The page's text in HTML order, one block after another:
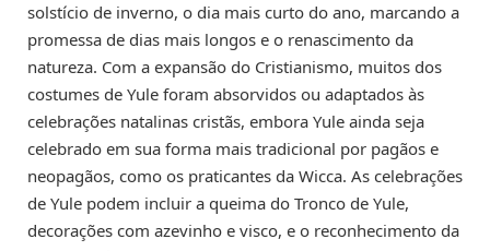
solstício de inverno, o dia mais curto do ano, marcando a
promessa de dias mais longos e o renascimento da
natureza. Com a expansão do Cristianismo, muitos dos
costumes de Yule foram absorvidos ou adaptados às
celebrações natalinas cristãs, embora Yule ainda seja
celebrado em sua forma mais tradicional por pagãos e
neopagãos, como os praticantes da Wicca. As celebrações
de Yule podem incluir a queima do Tronco de Yule,
decorações com azevinho e visco, e o reconhecimento da